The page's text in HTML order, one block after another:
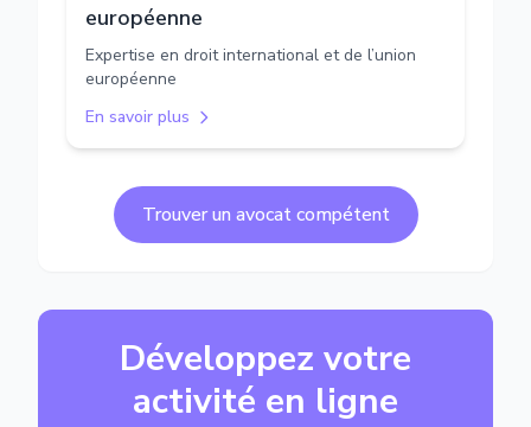
européenne
Expertise en droit international et de l’union
européenne
En savoir plus
Trouver un avocat compétent
Développez votre
activité en ligne